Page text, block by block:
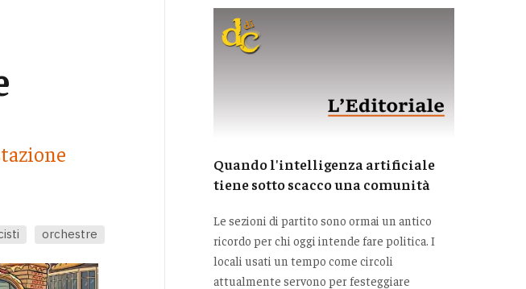
orchestre
Quando l'intelligenza artificiale
tiene sotto scacco una comunità
Le sezioni di partito sono ormai un antico
ricordo per chi oggi intende fare politica. I
locali usati un tempo come circoli
attualmente servono per festeggiare